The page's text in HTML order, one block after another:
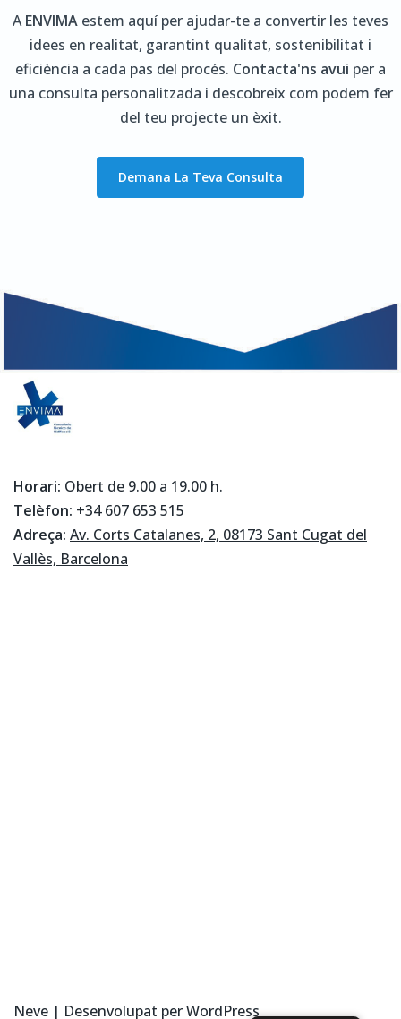
AENVIMA estem aquí per ajudar-te a convertir les teves
idees en realitat, garantint qualitat, sostenibilitat i
eficiència a cada pas del procés. Contacta'ns avui per a
una consulta personalitzada i descobreix com podem fer
del teu projecte un èxit.
Demana La Teva Consulta
Horari: Obert de 9.00 a 19.00 h.
Telèfon: +34 607 653 515
Adreça: Av. Corts Catalanes, 2, 08173 Sant Cugat del
Vallès, Barcelona
Neve | Desenvolupat perWordPress